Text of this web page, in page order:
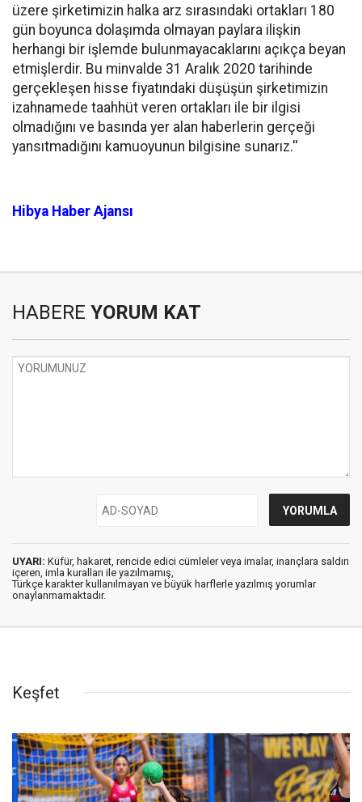
üzere şirketimizin halka arz sırasındaki ortakları 180
gün boyunca dolaşımda olmayan paylara ilişkin
herhangi bir işlemde bulunmayacaklarını açıkça beyan
etmişlerdir. Bu minvalde 31 Aralık 2020 tarihinde
gerçekleşen hisse fiyatındaki düşüşün şirketimizin
izahnamede taahhüt veren ortakları ile bir ilgisi
olmadığını ve basında yer alan haberlerin gerçeği
yansıtmadığını kamuoyunun bilgisine sunarız.''
Hibya Haber Ajansı
HABERE YORUM KAT
UYARI: Küfür, hakaret, rencide edici cümleler veya imalar, inançlara saldırı
içeren, imla kuralları ile yazılmamış,
Türkçe karakter kullanılmayan ve büyük harflerle yazılmış yorumlar
onaylanmamaktadır.
Keşfet